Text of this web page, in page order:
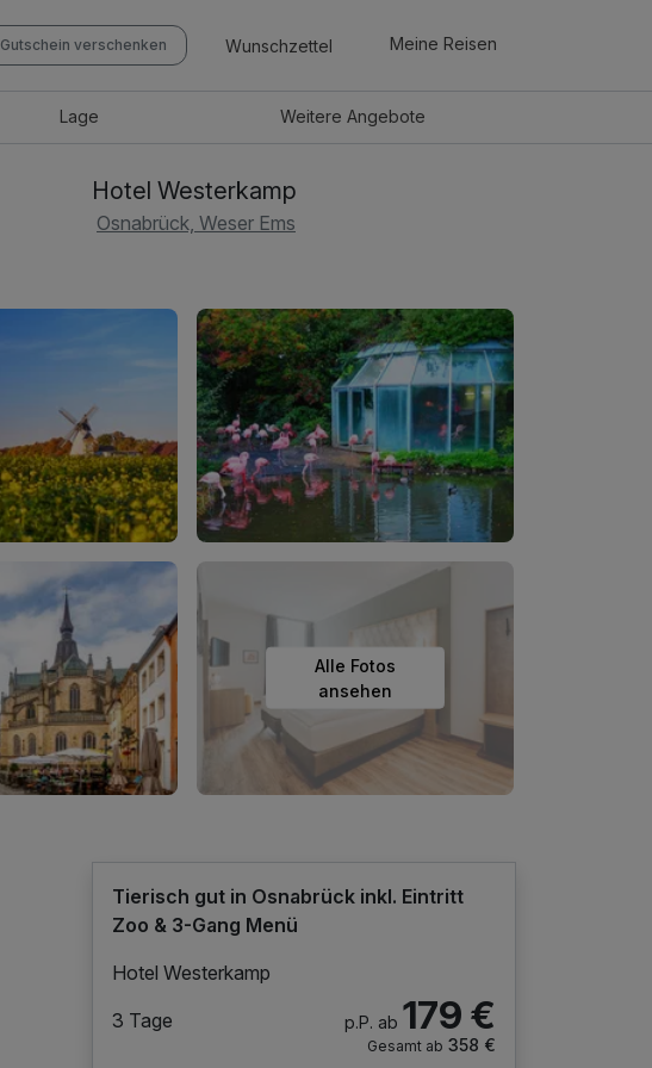
Gutschein verschenken Wunschzettel Meine Reisen
Lage WeitereAngebote
Hotel Westerkamp
Osnabrück, Weser Ems
Alle Fotos
ansehen
Tierisch gut in Osnabrück inkl. Eintritt
Zoo & 3-Gang Menü
Hotel Westerkamp
3 Tage
p.P. ab 179 €
Gesamt ab 358 €